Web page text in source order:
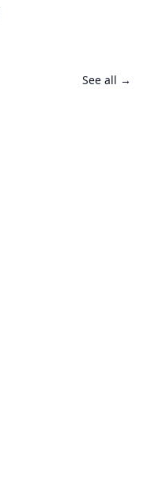
See all →